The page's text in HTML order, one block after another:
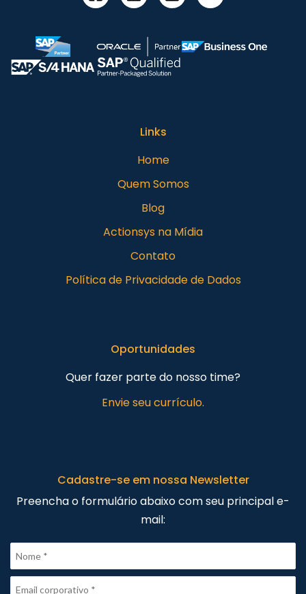
Links
Home
Quem Somos
Blog
Actionsys na Mídia
Contato
Política de Privacidade de Dados
Oportunidades
Quer fazer parte do nosso time?
Envie seu currículo.
Cadastre-se em nossa Newsletter
Preencha o formulário abaixo com seu principal e-
mail: